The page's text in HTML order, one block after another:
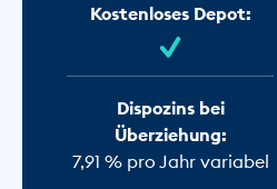
Kostenloses Depot:
Dispozins bei
Überziehung:
7,91 % pro Jahr variabel